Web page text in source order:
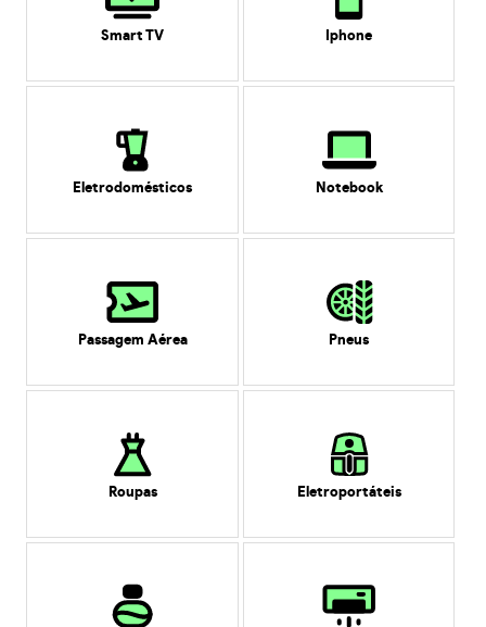
Smart TV Iphone
Eletrodomésticos Notebook
Passagem Aérea Pneus
Roupas Eletroportáteis